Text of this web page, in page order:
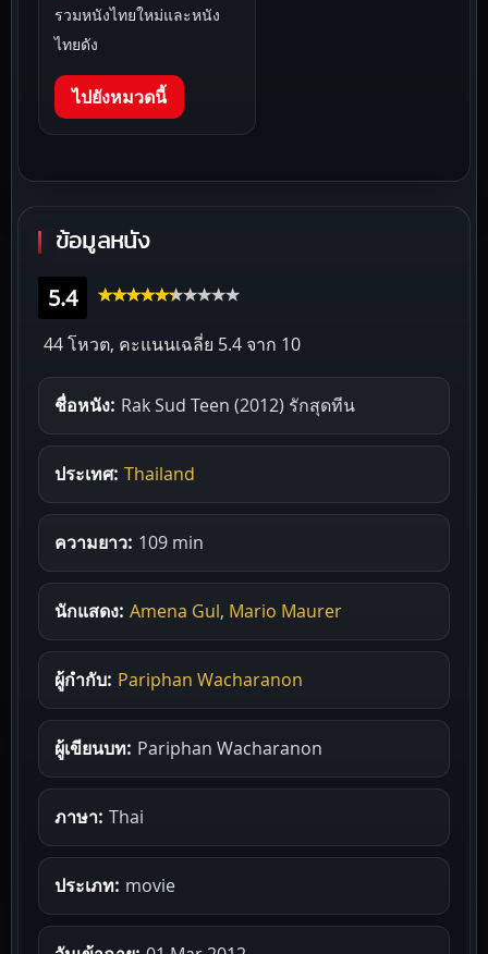
รวมหนังไทยใหม่และหนัง
ไทยดัง
ไปยังหมวดนี้
ข้อมูลหนัง
5.4
44 โหวต, คะแนนเฉลี่ย 5.4 จาก 10
ชื่อหนัง: Rak Sud Teen (2012) รักสุดทีน
ประเทศ: Thailand
ความยาว: 109 min
นักแสดง: Amena Gul, Mario Maurer
ผู้กำกับ: Pariphan Wacharanon
ผู้เขียนบท: Pariphan Wacharanon
ภาษา: Thai
ประเภท: movie